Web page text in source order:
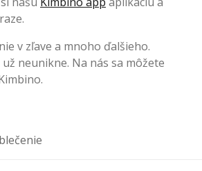
v zľave a mnoho ďalšieho.
neunikne. Na nás sa môžete